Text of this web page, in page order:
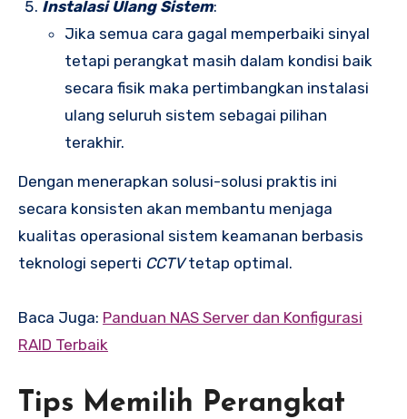
Instalasi Ulang Sistem:
Jika semua cara gagal memperbaiki sinyal
tetapi perangkat masih dalam kondisi baik
secara fisik maka pertimbangkan instalasi
ulang seluruh sistem sebagai pilihan
terakhir.
Dengan menerapkan solusi-solusi praktis ini
secara konsisten akan membantu menjaga
kualitas operasional sistem keamanan berbasis
teknologi seperti CCTVtetap optimal.
Baca Juga: Panduan NAS Server dan Konfigurasi
RAID Terbaik
Tips Memilih Perangkat